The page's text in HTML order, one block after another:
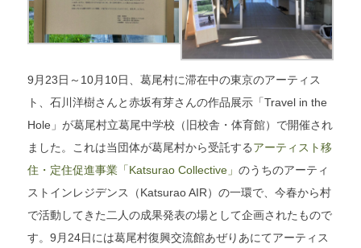
9月23日～10月10日、葛尾村に滞在中の東京のアーティス
ト、石川洋樹さんと赤坂有芽さんの作品展示「Travel in the
Hole」が葛尾村立葛尾中学校（旧校舎・体育館）で開催され
ました。これは当団体が葛尾村から受託するアーティスト移
住・定住促進事業「Katsurao Collective」のうちのアーティ
ストインレジデンス（Katsurao AIR）の一環で、今春から村
で活動してきた二人の成果発表の場として企画されたもので
す。9月24日には葛尾村復興交流館あぜりあにてアーティス